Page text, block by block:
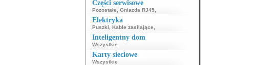
Części serwisowe
Pozostałe Gniazda RJ45,
Elektryka
Puszki Kable zasilające
Inteligentny dom
Wszystkie
Karty sieciowe
Wszystkie